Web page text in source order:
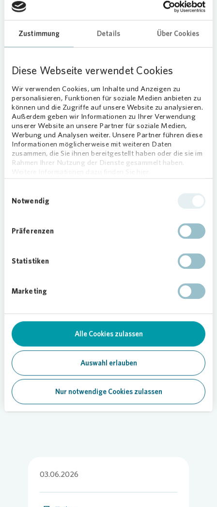
Zustimmung Details Über Cookies
Diese Webseite verwendet Cookies
Wir verwenden Cookies, um Inhalte und Anzeigen zu
personalisieren, Funktionen für soziale Medien anbieten zu
können und die Zugriffe auf unsere Website zu analysieren.
Außerdem geben wir Informationen zu Ihrer Verwendung
unserer Website an unsere Partner für soziale Medien,
Werbung und Analysen weiter. Unsere Partner führen diese
Informationen möglicherweise mit weiteren Daten
zusammen, die Sie ihnen bereitgestellt haben oder die sie im
Rahmen Ihrer Nutzung der Dienste gesammelt haben.
Notwendig
Präferenzen
Statistiken
Marketing
Alle Cookies zulassen
Auswahl erlauben
Nur notwendige Cookies zulassen
der „Katzenberg-Treff“ seine erfolgreiche Arbeit
mit den Kindern und Jugendlichen im Quartier
weiter fortsetzen kann.“
Treffs“ im Allgemeinen mit Spenden unterstützt.
„Wir freuen uns sehr, dass uns Vonoviaauch in
diesem Jahr in unserer Arbeit wieder unterstützt.
Die diesjährige Spende werden wir für die tägliche
Hausaufgabenhilfe und unser Ferienprogramm für
Kinder einsetzen. Dafür brauchen wir jährlich
immer wieder finanzielle Unterstützung, damit
dieses Förder- und Freizeitangebot zum sozialen
werden kann. So können wir dank der Spende viele
Pädagoge und Leiter der Einrichtung.
Die Spende an das Interkulturelle Bürgerzentrum
„Katzenberg- Treff“ gehört zu einem Programm,
Engagement fördert. Gemeinsam mit städtischen
Nachbarschafts- initiativen, Quartiers- und
Sportvereinen und anderen Akteuren unterstützt
das Wohnungsunternehmen so das
Zusammenleben in Städten.
Vonoviain Mainz rund 2.600
Wohnungen.
Vonovia/ Gosselin
03.06.2026